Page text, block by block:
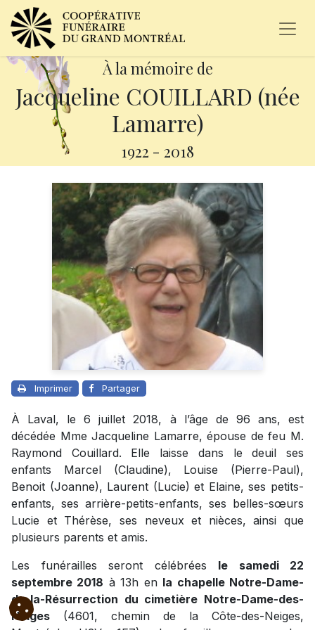
À la mémoire de
Jacqueline COUILLARD (née
Lamarre)
1922 - 2018
Imprimer Partager
À Laval, le 6 juillet 2018, à l’âge de 96 ans, est
décédée Mme Jacqueline Lamarre, épouse de feu M.
Raymond Couillard. Elle laisse dans le deuil ses
enfants Marcel (Claudine), Louise (Pierre-Paul),
Benoit (Joanne), Laurent (Lucie) et Elaine, ses petits-
enfants, ses arrière-petits-enfants, ses belles-sœurs
Lucie et Thérèse, ses neveux et nièces, ainsi que
plusieurs parents et amis.
Les funérailles seront célébrées le samedi 22
septembre 2018 à 13h en la chapelle Notre-Dame-
de-la-Résurrection du cimetière Notre-Dame-des-
Neiges (4601, chemin de la Côte-des-Neiges,